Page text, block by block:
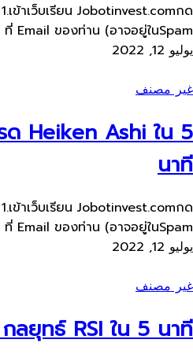
เข้าเว็บ​เรียน Jobotinvest.comกด
ของท่าน​ (อาจอยู่ใน​Spam,...
يوليو 12, 2022
غير مصنف
ด Heiken Ashi ใน 5
นาที
เข้าเว็บ​เรียน Jobotinvest.comกด
ของท่าน​ (อาจอยู่ใน​Spam,...
يوليو 12, 2022
غير مصنف
ลยุทธ์ RSI ใน 5 นาที